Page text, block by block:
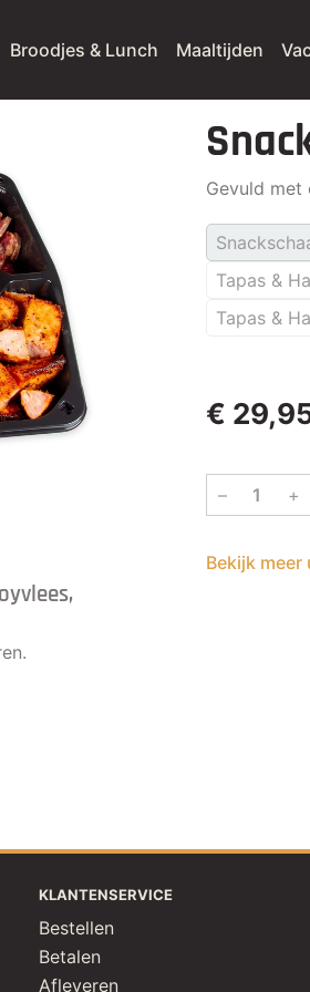
Broodjes & Lunch Maaltijden
Gevuld
Tapas &
Tapas &
€
– +
Bekijk
KLANTENSERVICE
Bestellen
Betalen
Afleveren